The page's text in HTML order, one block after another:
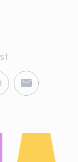
en Twitter
vía
Compartir